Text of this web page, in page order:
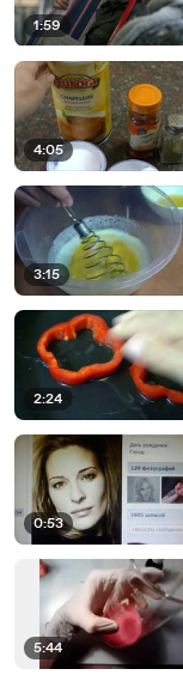
1:59
4:05
3:15
2:24
0:53
5:44